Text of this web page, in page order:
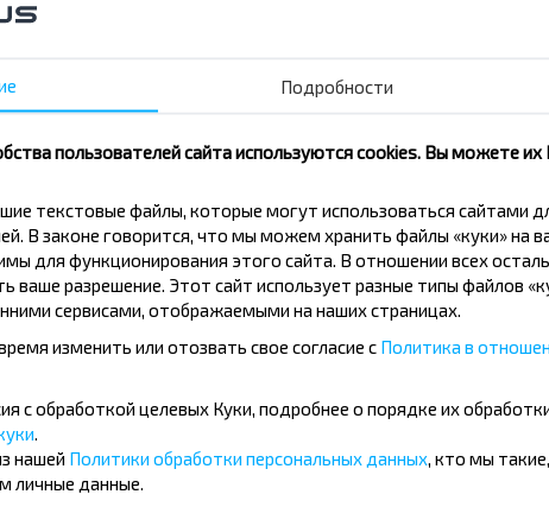
скидки и другие интересные
на получение новостей и
направления
Минск - Барановичи
Гомель - Минск
Брест - Тересполь
Брест - Беловежская Пуща
Вильнюс - Минск
Полоцк - Рига
Подробности
пользователей сайта используются cookies. Вы можете
текстовые файлы, которые могут использоваться сайтами
В законе говорится, что мы можем хранить файлы «куки» на
для функционирования этого сайта. В отношении всех
ваше разрешение. Этот сайт использует разные типы файлов
сервисами, отображаемыми на наших страницах.
изменить или отозвать свое согласие с Политика в
с обработкой целевых Куки, подробнее о порядке их
нашей Политики обработки персональных данных , кто мы
личные данные.